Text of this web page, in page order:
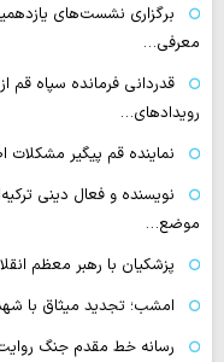
برگزاری نشست‌های
معرفی…
قدردانی فرمانده سپاه قم
رویدادهای…
نماینده قم پیگیر مشکلات
نویسنده و فعال دینی
موضع…
پزشکیان با رهبر معظم
امشب؛ تجدید میثاق با
رسانه‌ خط مقدم جنگ